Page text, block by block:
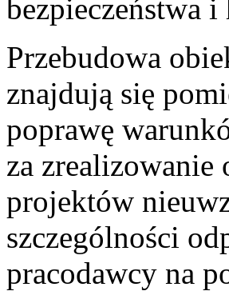
bezpieczeństwa
Przebudowa
znajdują się
poprawę
za zrealizowanie
projektów
szczególności
pracodawcy na